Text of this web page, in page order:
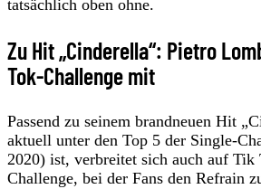
tatsächlich oben ohne.
Zu Hit „Cinderella“: Pietro
Tok-Challenge mit
Passend zu seinem brandneuen Hit
aktuell unter den Top 5 der Single-
2020) ist, verbreitet sich auch auf Tik
Challenge, bei der Fans den Refrain